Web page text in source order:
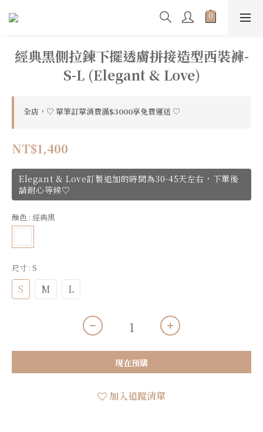
經典黑側拉鍊下擺透膚拼接造型西裝褲-
S-L (Elegant & Love)
全店，♡ 單筆訂單消費滿$3000享免費運送 ♡
NT$1,400
Elegant & Love訂製追加的時間為30-45天左右，下單後
請耐心等候♡
顏色 : 經典黑
尺寸 : S
S M L
現在預購
加入追蹤清單